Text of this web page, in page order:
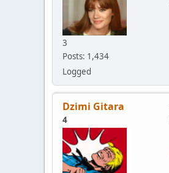
3
Posts: 1,434
Logged
Dzimi Gitara
4